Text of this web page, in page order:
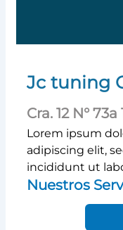
Jc tuning
Cra. 12 N° 73a
Lorem ipsum
adipiscing elit,
incididunt ut
Nuestros